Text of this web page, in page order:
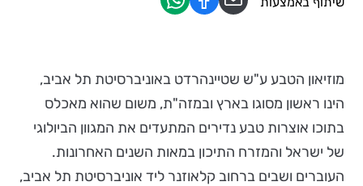
מוזיאון הטבע ע"ש שטיינהרדט באוניברסיטת תל אביב,
הינו ראשון מסוגו בארץ ובמזה"ת, משום שהוא מאכלס
בתוכו אוצרות טבע נדירים המתעדים את המגוון הביולוגי
של ישראל והמזרח התיכון במאות השנים האחרונות.
העוברים ושבים ברחוב קלאוזנר ליד אוניברסיטת תל אביב,